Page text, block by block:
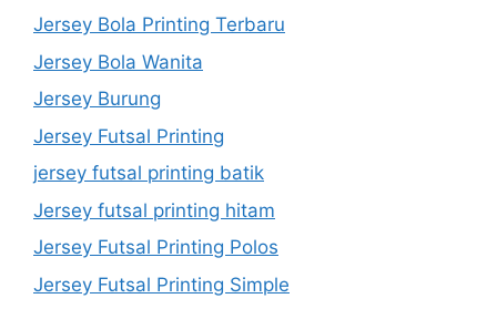
Jersey Bola Printing Terbaru
Jersey Bola Wanita
Jersey Burung
Jersey Futsal Printing
jersey futsal printing batik
Jersey futsal printing hitam
Jersey Futsal Printing Polos
Jersey Futsal Printing Simple